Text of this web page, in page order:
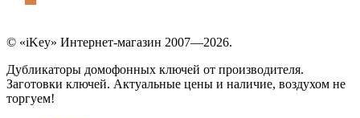
© «iKey» Интернет-магазин 2007—2026.
Дубликаторы домофонных ключей от производителя.
Заготовки ключей. Актуальные цены и наличие, воздухом не
торгуем!